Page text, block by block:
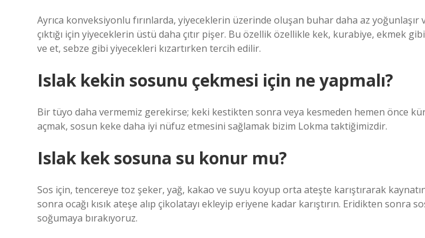
Ayrıca konveksiyonlu fırınlarda, yiyeceklerin üzerinde oluşan buhar daha az yoğunlaşır
çıktığı için yiyeceklerin üstü daha çıtır pişer. Bu özellik özellikle kek, kurabiye, ekmek
ve et, sebze gibi yiyecekleri kızartırken tercih edilir.
Islak kekin sosunu çekmesi için ne yapmalı?
Bir tüyo daha vermemiz gerekirse; keki kestikten sonra veya kesmeden hemen önce
açmak, sosun keke daha iyi nüfuz etmesini sağlamak bizim Lokma taktiğimizdir.
Islak kek sosuna su konur mu?
Sos için, tencereye toz şeker, yağ, kakao ve suyu koyup orta ateşte karıştırarak
sonra ocağı kısık ateşe alıp çikolatayı ekleyip eriyene kadar karıştırın. Eridikten sonra
soğumaya bırakıyoruz.